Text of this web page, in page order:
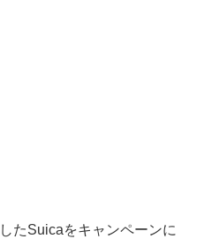
たSuicaをキャンペーンに